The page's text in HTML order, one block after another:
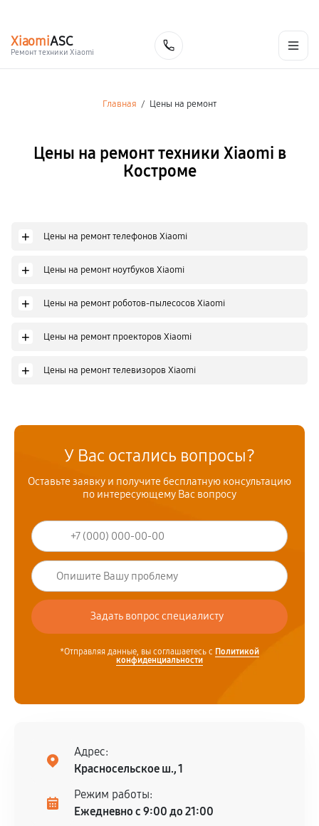
XiaomiASC
Ремонт техники Xiaomi
Главная / Цены на ремонт
Цены на ремонт техники Xiaomi в
Костроме
+ Цены на ремонт телефонов Xiaomi
+ Цены на ремонт ноутбуков Xiaomi
+ Цены на ремонт роботов-пылесосов Xiaomi
+ Цены на ремонт проекторов Xiaomi
+ Цены на ремонт телевизоров Xiaomi
У Вас остались вопросы?
Оставьте заявку и получите бесплатную консультацию
по интересующему Вас вопросу
*Отправляя данные, вы соглашаетесь с Политикой
конфиденциальности
Адрес:
Красносельское ш., 1
Режим работы:
Ежедневно с 9:00 до 21:00